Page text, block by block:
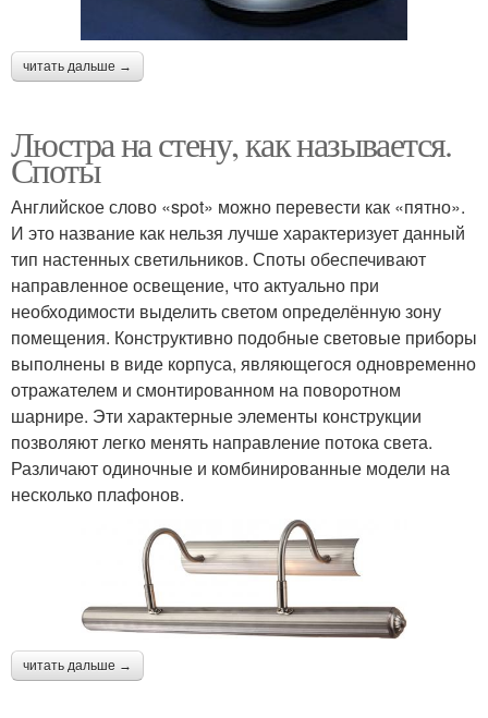
читать дальше →
Люстра на стену, как называется.
Споты
Английское слово «spot» можно перевести как «пятно».
И это название как нельзя лучше характеризует данный
тип настенных светильников. Споты обеспечивают
направленное освещение, что актуально при
необходимости выделить светом определённую зону
помещения. Конструктивно подобные световые приборы
выполнены в виде корпуса, являющегося одновременно
отражателем и смонтированном на поворотном
шарнире. Эти характерные элементы конструкции
позволяют легко менять направление потока света.
Различают одиночные и комбинированные модели на
несколько плафонов.
читать дальше →